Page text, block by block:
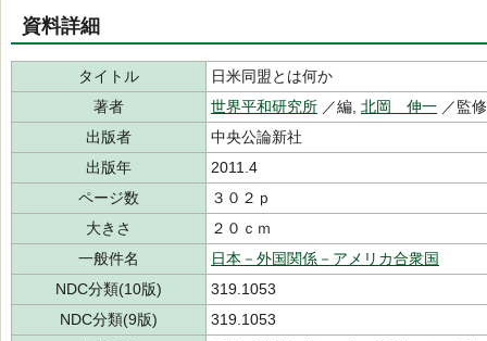
資料詳細
タイトル
日米同盟とは何か
著者
世界平和研究所 ／編, 北岡 伸一 ／監
出版者
中央公論新社
出版年
2011.4
ページ数
３０２ｐ
大きさ
２０ｃｍ
一般件名
日本－外国関係－アメリカ合衆国
NDC分類(10版)
319.1053
NDC分類(9版)
319.1053